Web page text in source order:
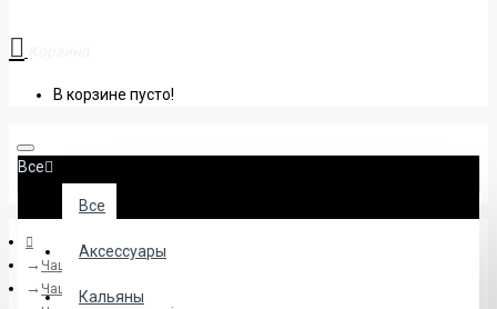
В корзине пусто!
Все
Все
Аксессуары
Кальяны
Чаши
Чаши глиняные